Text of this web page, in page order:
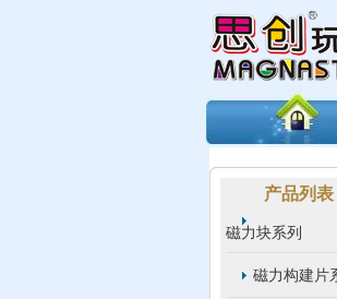
产品列表
磁力块系列
磁力构建片